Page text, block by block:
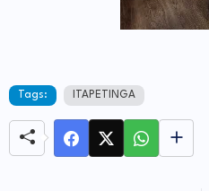
Tags: ITAPETINGA